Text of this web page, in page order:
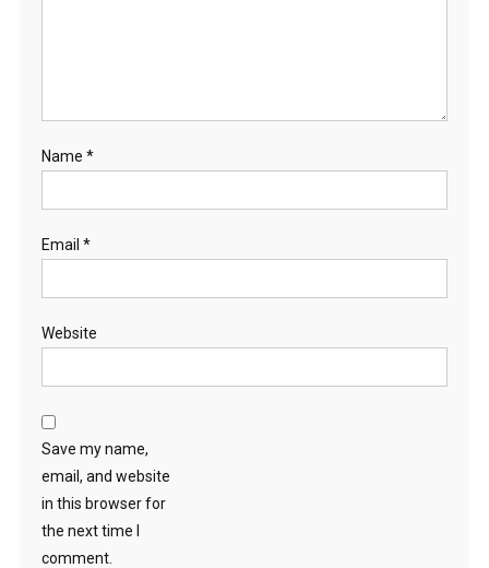
Name *
Email *
Website
Save my name,
email, and website
in this browser for
the next time I
comment.